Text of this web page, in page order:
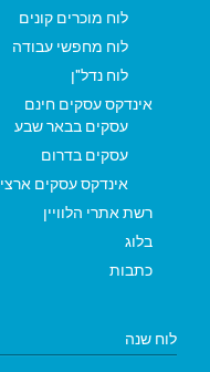
לוח מוכרים קונים
לוח מחפשי עבודה
לוח נדל"ן
אינדקס עסקים חינם
עסקים בבאר שבע
עסקים בדרום
אינדקס עסקים ארצי
רשת אתרי הלוויין
בלוג
כתבות
לוח שנה